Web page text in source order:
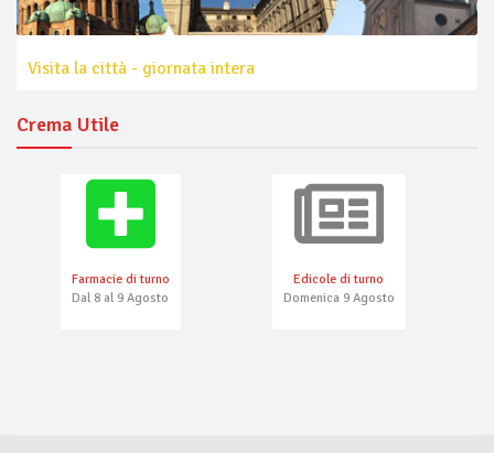
Visita la città - giornata intera
Crema Utile
Farmacie di turno
Dal 8 al 9 Agosto
Edicole di turno
Domenica 9 Agosto